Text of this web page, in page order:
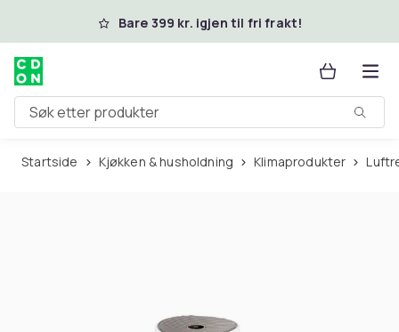
Hopp til hovedinnholdBare 399 kr. igjen til fri frakt!
Søk etter produkter
Startside Kjøkken & husholdning Klimaprodukter